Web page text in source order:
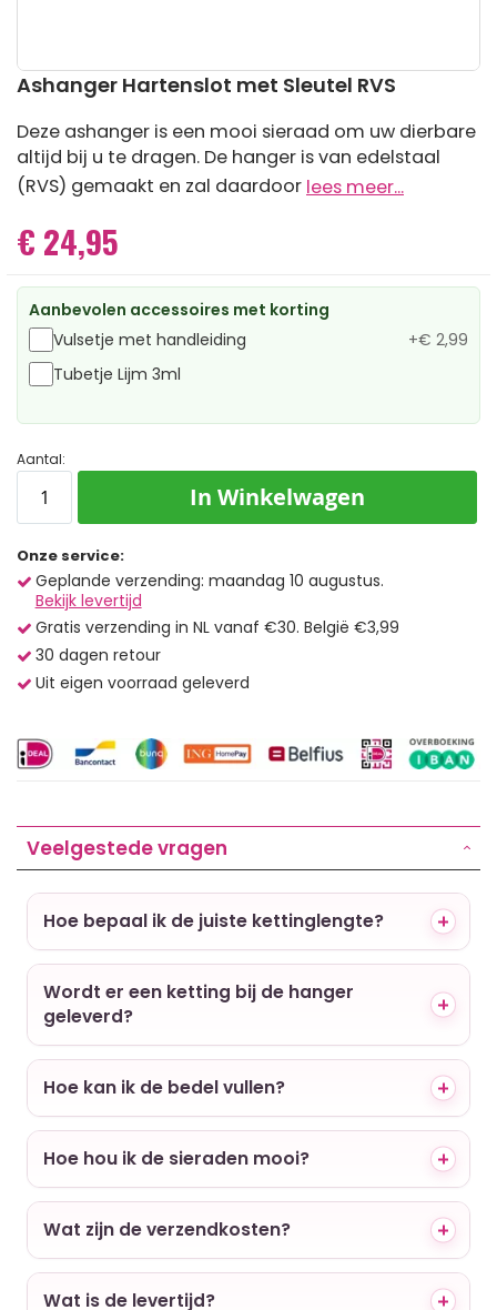
Ga
het
begin
van
de
afbeeldingen-
Ashanger Hartenslot met Sleutel RVS
Deze ashanger is een mooi sieraad om uw dierbare
altijd bij u te dragen. De hanger is van edelstaal
(RVS) gemaakt en zal daardoor lees meer...
€ 24,95
Aanbevolen accessoires met korting
Vulsetje met handleiding
+€ 2,99
Tubetje Lijm 3ml
Aantal:
In Winkelwagen
Onze service:
Geplande verzending: maandag 10 augustus.
Bekijk levertijd
Gratis verzending in NL vanaf €30. België €3,99
30 dagen retour
Uit eigen voorraad geleverd
Veelgestede vragen
Hoe bepaal ik de juiste kettinglengte?
Wordt er een ketting bij de hanger
geleverd?
Hoe kan ik de bedel vullen?
Hoe hou ik de sieraden mooi?
Wat zijn de verzendkosten?
Wat is de levertijd?